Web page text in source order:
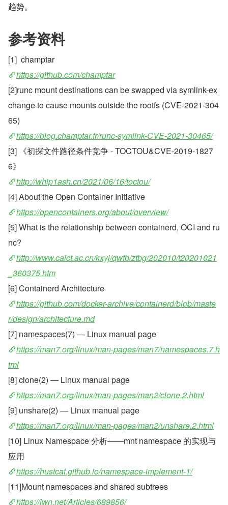
趋势。
参考资料
[1]  champtar
https://github.com/champtar
[2]runc mount destinations can be swapped via symlink-ex
change to cause mounts outside the rootfs (CVE-2021-304
65)
https://blog.champtar.fr/runc-symlink-CVE-2021-30465/
[3] 《初探文件路径条件竞争 - TOCTOU&CVE-2019-1827
6》
http://whip1ash.cn/2021/06/16/toctou/
[4] About the Open Container Initiative
https://opencontainers.org/about/overview/
[5] What is the relationship between containerd, OCI and ru
nc?
http://www.caict.ac.cn/kxyj/qwfb/ztbg/202010/t20201021
_360375.htm
[6] Containerd Architecture
https://github.com/docker-archive/containerd/blob/maste
r/design/architecture.md
[7] namespaces(7) — Linux manual page
https://man7.org/linux/man-pages/man7/namespaces.7.h
tml
[8] clone(2) — Linux manual page
https://man7.org/linux/man-pages/man2/clone.2.html
[9] unshare(2) — Linux manual page
https://man7.org/linux/man-pages/man2/unshare.2.html
[10] Linux Namespace 分析——mnt namespace 的实现与
应用
https://hustcat.github.io/namespace-implement-1/
[11]Mount namespaces and shared subtrees
https://lwn.net/Articles/689856/